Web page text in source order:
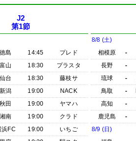
J2
第1節
徳島 14:45
プレド
富山 18:30
プラスタ
仙台 18:30
藤枝サ
新潟 19:00
NACK
秋田 19:00
ヤマハ
湘南 19:00
クラド
浜FC 19:00
いちご
8/8 (土)
相模原
-
長野
-
琉球
-
鳥取
-
高知
-
鹿児島
-
8/9 (日)